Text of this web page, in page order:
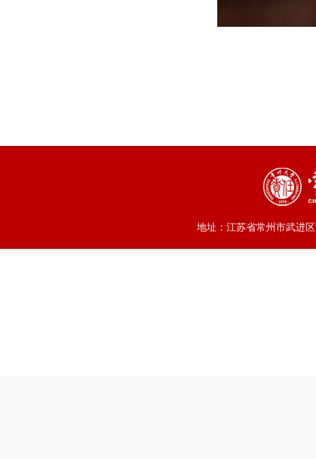
地址：江苏省常州市武进